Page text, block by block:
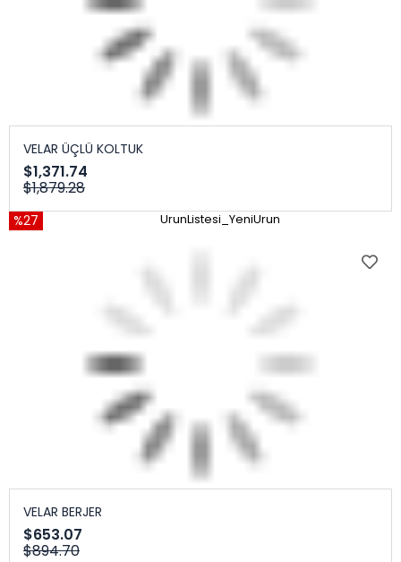
VELAR ÜÇLÜ KOLTUK
$1,371.74
$1,879.28
%27 UrunListesi_YeniUrun
VELAR BERJER
$653.07
$894.70